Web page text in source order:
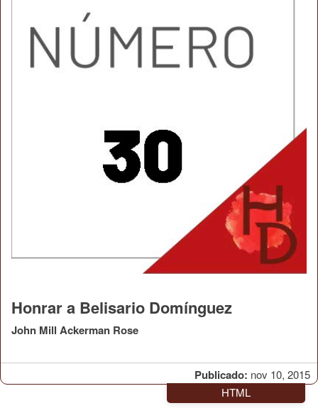
Publicado: nov 10, 2015
Honrar a Belisario Domínguez
John Mill Ackerman Rose
HTML